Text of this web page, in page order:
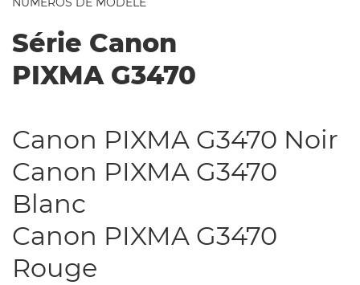
Série Canon
PIXMA G3470
Canon PIXMA G3470 Noir
Canon PIXMA G3470
Blanc
Canon PIXMA G3470
Rouge